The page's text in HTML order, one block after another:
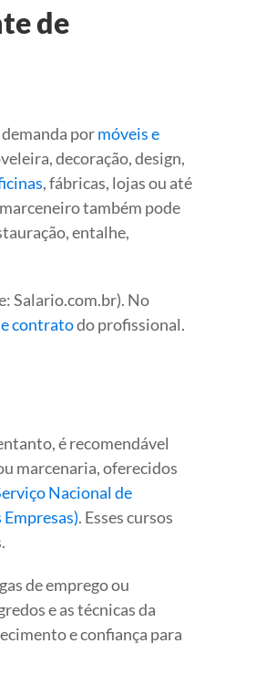
de
pormóveis e
decoração, design,
, fábricas, lojas ou até
também pode
entalhe,
Salario.com.br). No
contratodo profissional.
é recomendável
marcenaria, oferecidos
Nacional de
. Esses cursos
de emprego ou
e as técnicas da
e confiança para